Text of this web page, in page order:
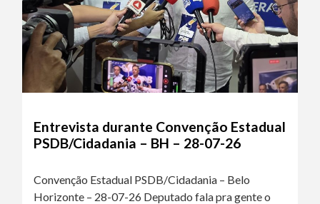
Entrevista durante Convenção Estadual
PSDB/Cidadania – BH – 28-07-26
Convenção Estadual PSDB/Cidadania – Belo
Horizonte – 28-07-26 Deputado fala pra gente o